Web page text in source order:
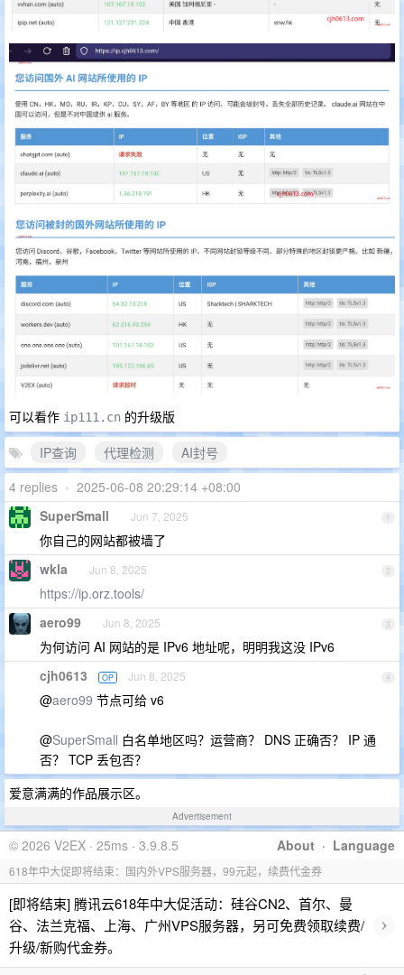
可以看作 ip111.cn 的升级版
IP查询
代理检测
AI封号
4 replies • 2025-06-08 20:29:14 +08:00
1
SuperSmall Jun 7, 2025
你自己的网站都被墙了
2
wkla Jun 8, 2025
https://ip.orz.tools/
3
aero99 Jun 8, 2025
为何访问 AI 网站的是 IPv6 地址呢，明明我这没 IPv6
4
cjh0613 OP Jun 8, 2025
@aero99 节点可给 v6
@SuperSmall 白名单地区吗？运营商？ DNS 正确否？ IP 通
否？ TCP 丢包否？
爱意满满的作品展示区。
Advertisement
About · Language
© 2026 V2EX · 25ms · 3.9.8.5
618年中大促即将结束：国内外VPS服务器，99元起，续费代金券
[即将结束] 腾讯云618年中大促活动：硅谷CN2、首尔、曼
谷、法兰克福、上海、广州VPS服务器，另可免费领取续费/
升级/新购代金券。
›